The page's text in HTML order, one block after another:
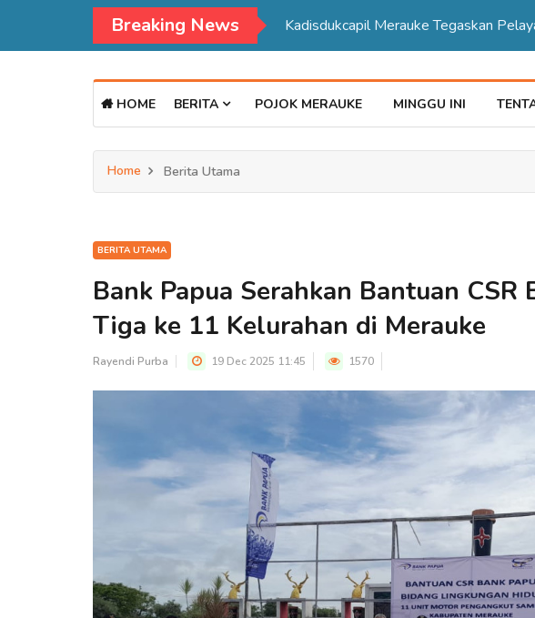
Breaking News Kadisdukcapil Merauke Tegaskan Pelayana KTP Sesuai SOP
HOME BERITA POJOK MERAUKE MINGGU INI
Home Berita Utama
BERITA UTAMA
Bank Papua Serahkan Bantuan CSR
Tiga ke 11 Kelurahan di Merauke
Rayendi Purba 19 Dec 2025 11:45 1570